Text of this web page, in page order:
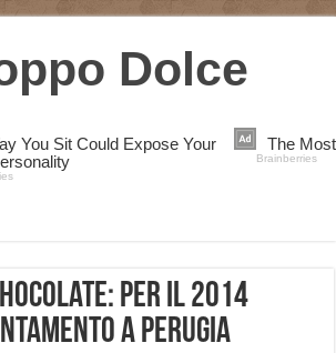
per il 2014
a Perugia